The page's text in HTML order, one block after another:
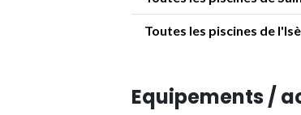
Toutes les piscines de
Equipements /